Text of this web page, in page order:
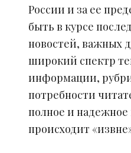
России и за ее
быть в курсе
новостей, важных
широкий спектр
информации,
потребности
полное и надежное
происходит